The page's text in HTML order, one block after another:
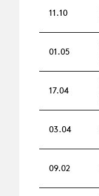
11.10
01.05
17.04
03.04
09.02